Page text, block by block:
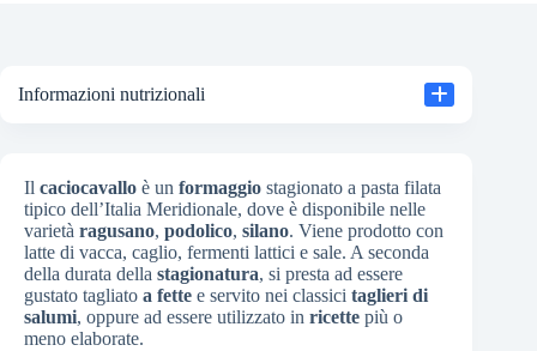
Il caciocavallo è un formaggio stagionato a pasta filata
tipico dell’Italia Meridionale, dove è disponibile nelle
varietà ragusano, podolico, silano. Viene prodotto con
latte di vacca, caglio, fermenti lattici e sale. A seconda
della durata della stagionatura, si presta ad essere
gustato tagliato a fette e servito nei classici taglieri di
salumi, oppure ad essere utilizzato in ricette più o
meno elaborate.
Informazioni nutrizionali